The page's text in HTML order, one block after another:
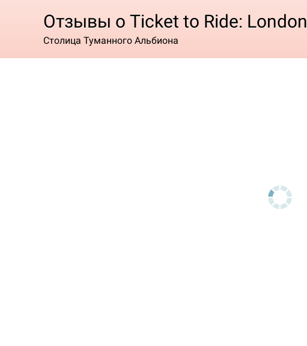
Отзывы о Ticket to Ride: London
Столица Туманного Альбиона